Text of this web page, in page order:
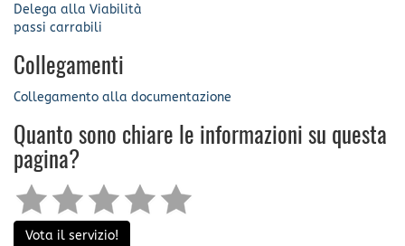
Delega alla Viabilità
passi carrabili
Collegamenti
Collegamento alla documentazione
Quanto sono chiare le informazioni su questa
pagina?
Vota il servizio!